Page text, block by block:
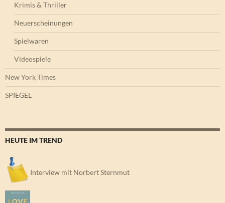
Krimis & Thriller
Neuerscheinungen
Spielwaren
Videospiele
New York Times
SPIEGEL
HEUTE IM TREND
Interview mit Norbert Sternmut